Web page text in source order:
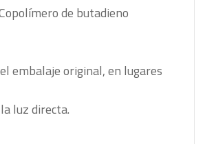
de butadieno
embalaje original, en lugares
luz directa.